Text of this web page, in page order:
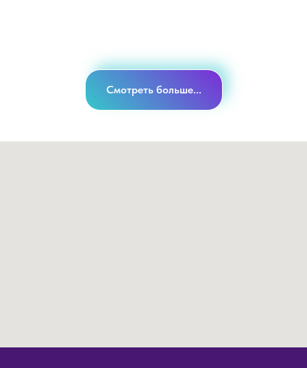
Смотреть больше...